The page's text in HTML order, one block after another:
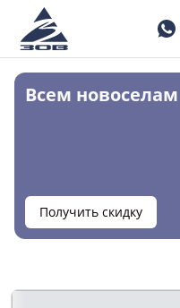
Всем новоселам
Получить скидку